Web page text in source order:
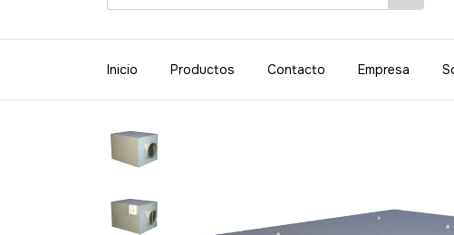
Inicio Productos Contacto Empresa